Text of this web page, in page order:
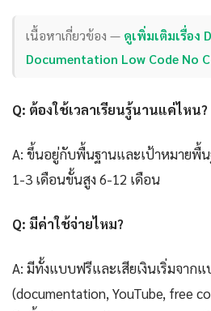
เนื้อหาเกี่ยวข้อง — ดูเพิ่มเติมเรื่อง
Documentation Low Code No
Q: ต้องใช้เวลาเรียนรู้นานแค่ไหน?
A: ขึ้นอยู่กับพื้นฐานและเป้าหมายพื้
1-3 เดือนขั้นสูง 6-12 เดือน
Q: มีค่าใช้จ่ายไหม?
A: มีทั้งแบบฟรีและเสียเงินเริ่มจาก
(documentation, YouTube, free